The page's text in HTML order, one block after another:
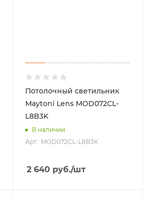
Потолочный светильник
Maytoni Lens MOD072CL-
L8B3K
В наличии
Арт.: MOD072CL-L8B3K
2 640 руб./шт